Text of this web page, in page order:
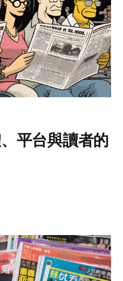
平台與讀者的